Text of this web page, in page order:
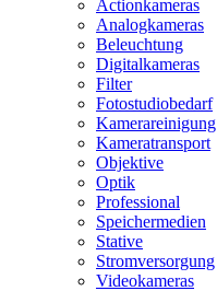
Actionkameras
Analogkameras
Beleuchtung
Digitalkameras
Filter
Fotostudiobedarf
Kamerareinigung
Kameratransport
Objektive
Optik
Professional
Speichermedien
Stative
Stromversorgung
Videokameras